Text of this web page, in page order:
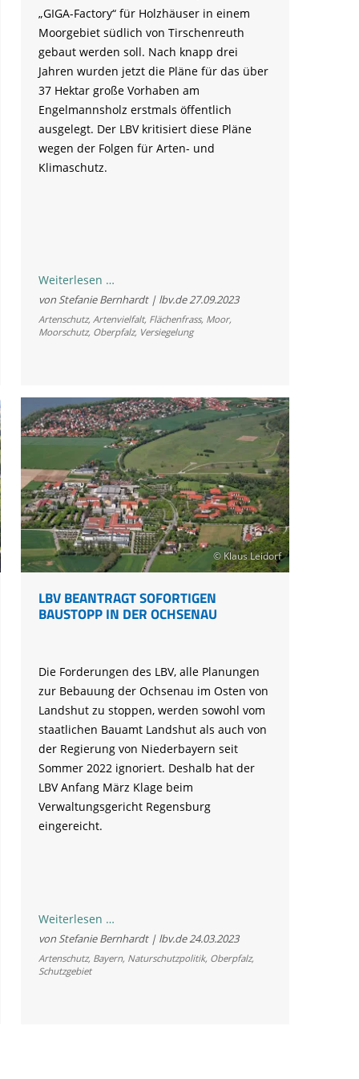
„GIGA-Factory“ für Holzhäuser in einem
Moorgebiet südlich von Tirschenreuth
gebaut werden soll. Nach knapp drei
Jahren wurden jetzt die Pläne für das über
37 Hektar große Vorhaben am
Engelmannsholz erstmals öffentlich
ausgelegt. Der LBV kritisiert diese Pläne
wegen der Folgen für Arten- und
Klimaschutz.
Weiterlesen …LBV
lehnt
geplante
„Giga-
Moorgebiet
bei
Tirschenreuth
ab
von Stefanie Bernhardt | lbv.de27.09.2023
Artenschutz, Artenvielfalt, Flächenfrass, Moor,
Moorschutz, Oberpfalz, Versiegelung
© Klaus Leidorf
LBV BEANTRAGT SOFORTIGEN
BAUSTOPP IN DER OCHSENAU
Die Forderungen des LBV, alle Planungen
zur Bebauung der Ochsenau im Osten von
Landshut zu stoppen, werden sowohl vom
staatlichen Bauamt Landshut als auch von
der Regierung von Niederbayern seit
Sommer 2022 ignoriert. Deshalb hat der
LBV Anfang März Klage beim
Verwaltungsgericht Regensburg
eingereicht.
Weiterlesen …LBV
beantragt
sofortigen
von Stefanie Bernhardt | lbv.de24.03.2023
Artenschutz, Bayern, Naturschutzpolitik, Oberpfalz,
Schutzgebiet